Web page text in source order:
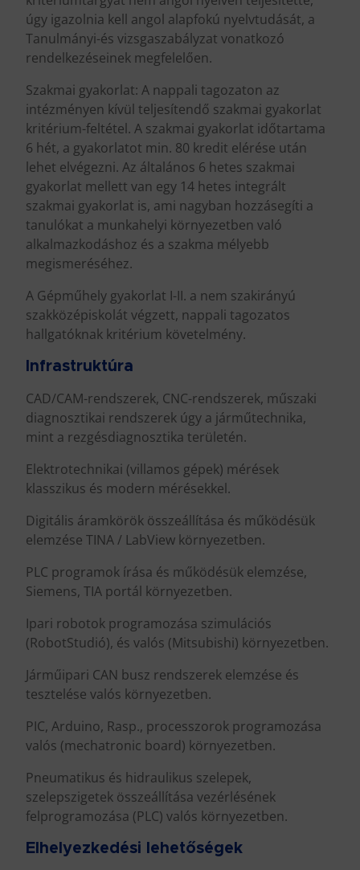
úgy igazolnia kell angol alapfokú nyelvtudását, a
Tanulmányi-és vizsgaszabályzat vonatkozó
rendelkezéseinek megfelelően.
Szakmai gyakorlat: A nappali tagozaton az
intézményen kívül teljesítendő szakmai gyakorlat
kritérium-feltétel. A szakmai gyakorlat időtartama
6 hét, a gyakorlatot min. 80 kredit elérése után
lehet elvégezni. Az általános 6 hetes szakmai
gyakorlat mellett van egy 14 hetes integrált
szakmai gyakorlat is, ami nagyban hozzásegíti a
tanulókat a munkahelyi környezetben való
alkalmazkodáshoz és a szakma mélyebb
megismeréséhez.
A Gépműhely gyakorlat I-II. a nem szakirányú
szakközépiskolát végzett, nappali tagozatos
hallgatóknak kritérium követelmény.
Infrastruktúra
CAD/CAM-rendszerek, CNC-rendszerek, műszaki
diagnosztikai rendszerek úgy a járműtechnika,
mint a rezgésdiagnosztika területén.
Elektrotechnikai (villamos gépek) mérések
klasszikus és modern mérésekkel.
Digitális áramkörök összeállítása és működésük
elemzése TINA / LabView környezetben.
PLC programok írása és működésük elemzése,
Siemens, TIA portál környezetben.
Ipari robotok programozása szimulációs
(RobotStudió), és valós (Mitsubishi) környezetben.
Járműipari CAN busz rendszerek elemzése és
tesztelése valós környezetben.
PIC, Arduino, Rasp., processzorok programozása
valós (mechatronic board) környezetben.
Pneumatikus és hidraulikus szelepek,
szelepszigetek összeállítása vezérlésének
felprogramozása (PLC) valós környezetben.
Elhelyezkedési lehetőségek